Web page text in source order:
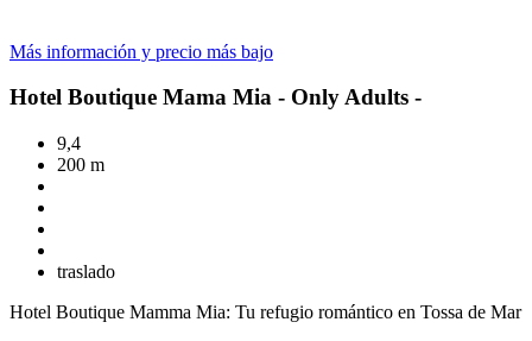
Más información y precio más bajo
Hotel Boutique Mama Mia - Only Adults -
9,4
200 m
traslado
Hotel Boutique Mamma Mia: Tu refugio romántico en Tossa de Mar